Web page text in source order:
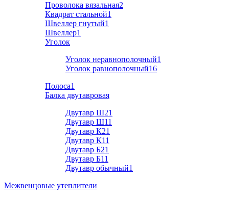
Проволока вязальная2
Квадрат стальной1
Швеллер гнутый1
Швеллер1
Уголок
Уголок неравнополочный1
Уголок равнополочный16
Полоса1
Балка двутавровая
Двутавр Ш21
Двутавр Ш11
Двутавр К21
Двутавр К11
Двутавр Б21
Двутавр Б11
Двутавр обычный1
Межвенцовые утеплители